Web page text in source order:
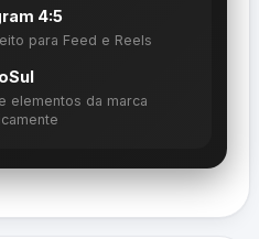
4:5
para Feed e Reels
elementos da marca